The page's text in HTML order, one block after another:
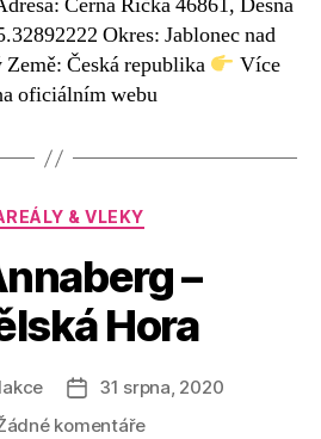
Černá Říčka 46861, Desná
Okres: Jablonec nad
Česká republika
Více
oficiálním webu
Rubriky
& VLEKY
–
Hora
Datum
příspěvku
31 srpna, 2020
komentářeu